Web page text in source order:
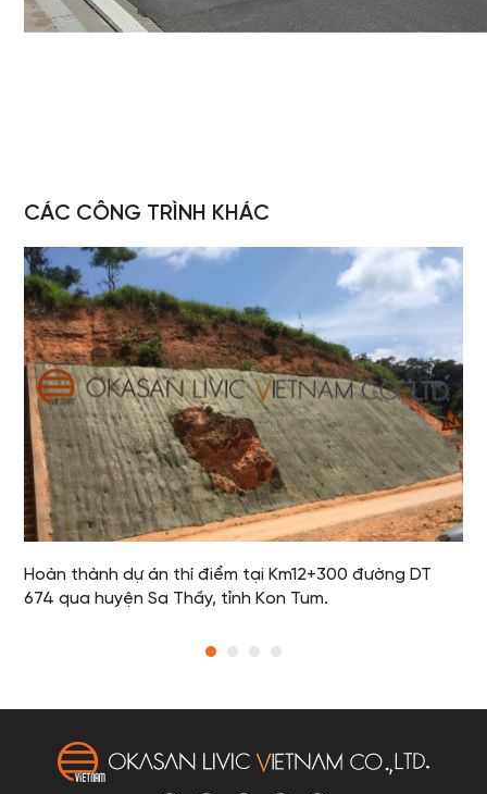
CÁC CÔNG TRÌNH KHÁC
Hoàn thành dự án thí điểm tại Km12+300 đường DT
674 qua huyện Sa Thầy, tỉnh Kon Tum.